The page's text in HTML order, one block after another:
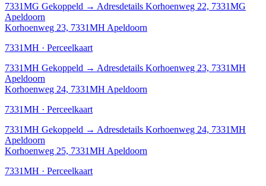
7331MG Gekoppeld → Adresdetails Korhoenweg 22, 7331MG
Apeldoorn
Korhoenweg 23, 7331MH Apeldoorn
7331MH · Perceelkaart
7331MH Gekoppeld → Adresdetails Korhoenweg 23, 7331MH
Apeldoorn
Korhoenweg 24, 7331MH Apeldoorn
7331MH · Perceelkaart
7331MH Gekoppeld → Adresdetails Korhoenweg 24, 7331MH
Apeldoorn
Korhoenweg 25, 7331MH Apeldoorn
7331MH · Perceelkaart